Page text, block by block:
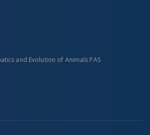
and Evolution of Animals PAS